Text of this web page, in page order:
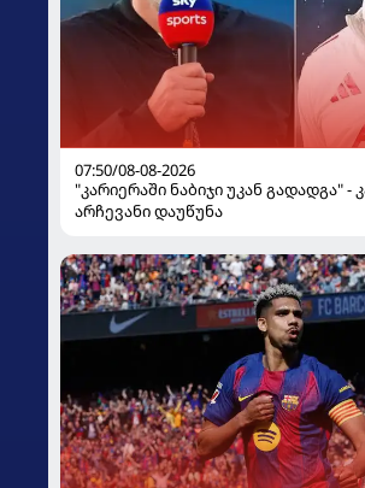
07:50/08-08-2026
"კარიერაში ნაბიჯი უკან გადადგა" -
არჩევანი დაუწუნა